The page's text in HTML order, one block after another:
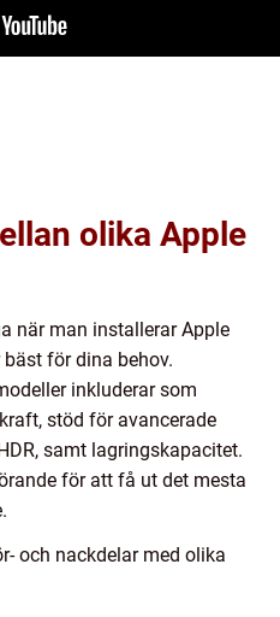
olika Apple
när man installerar Apple
för dina behov.
inkluderar som
stöd för avancerade
samt lagringskapacitet.
för att få ut det mesta
och nackdelar med olika